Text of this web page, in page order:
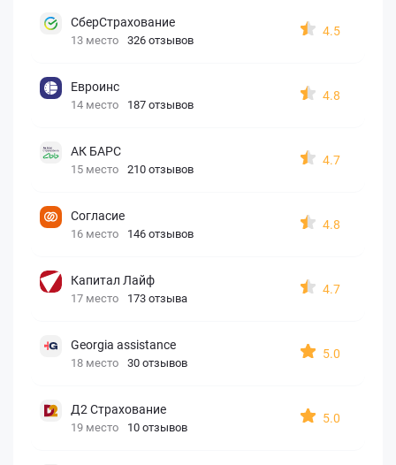
СберСтрахование
13 место 326 отзывов
4.5
Евроинс
14 место 187 отзывов
4.8
АК БАРС
15 место 210 отзывов
4.7
Согласие
16 место 146 отзывов
4.8
Капитал Лайф
17 место 173 отзыва
4.7
Georgia assistance
18 место 30 отзывов
5.0
Д2 Страхование
19 место 10 отзывов
5.0